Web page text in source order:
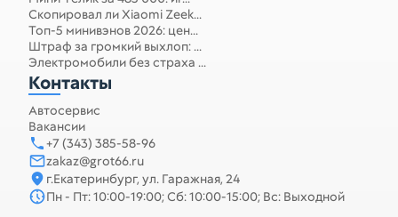
Скопировал ли Xiaomi Zeek...
Топ-5 минивэнов 2026: цен...
Штраф за громкий выхлоп: ...
Электромобили без страха ...
Контакты
Автосервис
Вакансии
+7 (343) 385-58-96
zakaz@grot66.ru
г.Екатеринбург, ул. Гаражная, 24
Пн - Пт: 10:00-19:00; Сб: 10:00-15:00; Вс: Выходной